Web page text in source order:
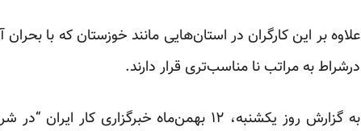
علاوه بر این کارگران در استان‌هایی مانند خوزستان که با
درشراط به مراتب نا مناسب‌تری قرار دارند.
به گزارش روز یکشنبه، ۱۲ بهمن‌ماه